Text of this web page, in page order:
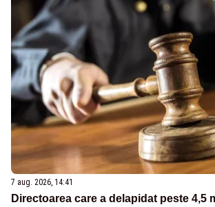
7 aug. 2026, 14:41
Directoarea care a delapidat peste 4,5